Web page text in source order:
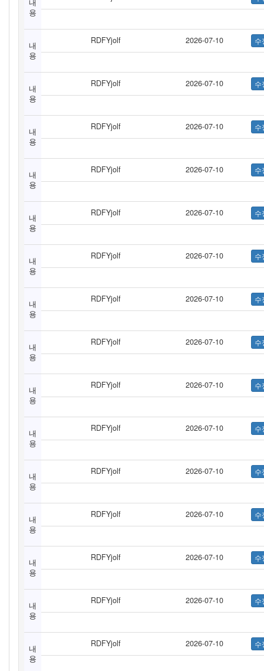
내
용
내
용
RDFYjolf 2026-07-10
내
용
RDFYjolf 2026-07-10
내
용
RDFYjolf 2026-07-10
내
용
RDFYjolf 2026-07-10
내
용
RDFYjolf 2026-07-10
내
용
RDFYjolf 2026-07-10
내
용
RDFYjolf 2026-07-10
내
용
RDFYjolf 2026-07-10
내
용
RDFYjolf 2026-07-10
내
용
RDFYjolf 2026-07-10
내
용
RDFYjolf 2026-07-10
내
용
RDFYjolf 2026-07-10
내
용
RDFYjolf 2026-07-10
내
용
RDFYjolf 2026-07-10
내
용
RDFYjolf 2026-07-10